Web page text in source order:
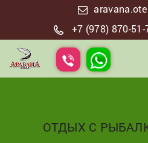
+7 (978) 870-51-
ОТДЫХ С